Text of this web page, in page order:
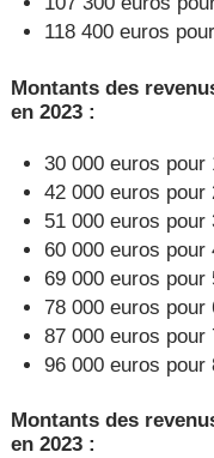
118 400 euros
Montants des
en 2023 :
30 000 euros pour
42 000 euros pour
51 000 euros pour
60 000 euros pour
69 000 euros pour
78 000 euros pour
87 000 euros pour
96 000 euros pour
Montants des
en 2023 :